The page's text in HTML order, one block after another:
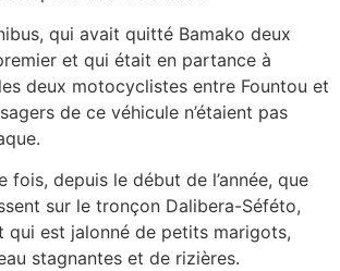
qui avait quitté Bamako deux
et qui était en partance à
deux motocyclistes entre Fountou et
de ce véhicule n’étaient pas
fois, depuis le début de l’année, que
sur le tronçon Dalibera-Séféto,
qui est jalonné de petits marigots,
stagnantes et de rizières.